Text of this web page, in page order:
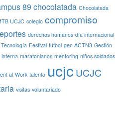
89 chocolatada Chocolatada
UCJC colegio compromiso
derechos humanos día internacional
Festival fútbol gen ACTN3 Gestión
interna maratonianos mentoring niños soldados
at Work talento ucjc UCJC
visitas voluntariado